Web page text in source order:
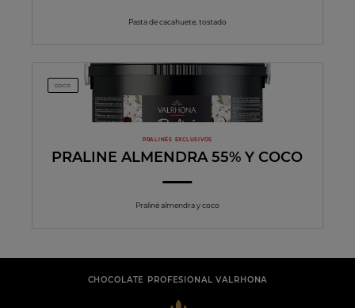
Pasta de cacahuete, tostado
COCO
PRALINÉS EXCLUSIVOS
PRALINE ALMENDRA 55% Y COCO
Praliné almendra y coco
CHOCOLATE PROFESIONAL VALRHONA